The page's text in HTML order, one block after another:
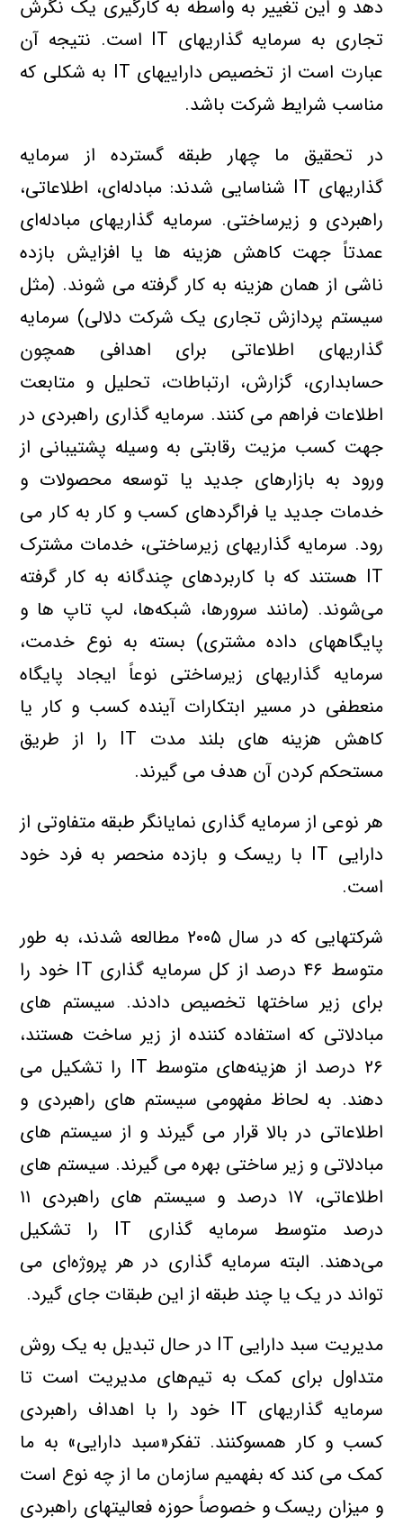
دهد و اين تغيير به واسطه به کارگيري يک نگرش
تجاري به سرمايه گذاريهاي IT است. نتيجه آن
عبارت است از تخصيص داراييهاي IT به شکلي که
مناسب شرايط شرکت باشد.
در تحقيق ما چهار طبقه گسترده از سرمايه
گذاريهاي IT شناسايي شدند: مبادله‌اي، اطلاعاتي،
راهبردي و زيرساختي‌. سرمايه گذاريهاي مبادله‌اي
عمدتاً جهت کاهش هزينه ها يا افزايش بازده
ناشي از همان هزينه به کار گرفته مي شوند. (مثل
سيستم پردازش تجاري يک شرکت دلالي) سرمايه
گذاريهاي اطلاعاتي براي اهدافي همچون
حسابداري، گزارش، ارتباطات، تحليل و متابعت
اطلاعات فراهم مي کنند. سرمايه گذاري راهبردي در
جهت کسب مزيت رقابتي به وسيله پشتيباني از
ورود به بازارهاي جديد يا توسعه محصولات و
خدمات جديد يا فراگردهاي کسب و کار به کار مي
رود. سرمايه گذاريهاي زيرساختي، خدمات مشترک
IT هستند که با کاربردهاي چندگانه به کار گرفته
مي‌شوند. (مانند سرورها، شبکه‌ها، لپ تاپ ها و
پايگاههاي داده مشتري) بسته به نوع خدمت،
سرمايه گذاريهاي زيرساختي نوعاً ايجاد پايگاه
منعطفي در مسير ابتکارات آينده کسب و کار يا
کاهش هزينه هاي بلند مدت IT را از طريق
مستحکم کردن آن هدف مي گيرند.
هر نوعي از سرمايه گذاري نمايانگر طبقه متفاوتي از
دارايي IT با ريسک و بازده منحصر به فرد خود
است.
شرکتهايي که در سال ۲۰۰۵ مطالعه شدند، به طور
متوسط ۴۶ درصد از کل سرمايه گذاري IT خود را
براي زير ساختها تخصيص دادند. سيستم هاي
مبادلاتي که استفاده کننده از زير ساخت هستند،
۲۶ درصد از هزينه‌هاي متوسط IT را تشکيل مي
دهند. به لحاظ مفهومي سيستم هاي راهبردي و
اطلاعاتي در بالا قرار مي گيرند و از سيستم هاي
مبادلاتي و زير ساختي بهره مي گيرند. سيستم هاي
اطلاعاتي، ۱۷ درصد و سيستم هاي راهبردي ۱۱
درصد متوسط سرمايه گذاري IT را تشکيل
مي‌دهند. البته سرمايه گذاري در هر پروژه‌اي مي
تواند در يک يا چند طبقه از اين طبقات جاي گيرد.
مديريت سبد دارايي IT در حال تبديل به يک روش
متداول براي کمک به تيم‌هاي مديريت است تا
سرمايه گذاريهاي IT خود را با اهداف راهبردي
كسب و كار همسوکنند. تفکر«سبد دارايي» به ما
کمک مي کند که بفهميم سازمان ما از چه نوع است
و ميزان ريسک و خصوصاً حوزه فعاليتهاي راهبردي